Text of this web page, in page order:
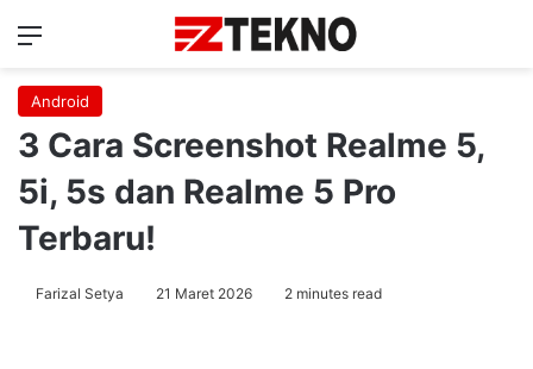
Menu
Android
3 Cara Screenshot Realme 5,
5i, 5s dan Realme 5 Pro
Terbaru!
Farizal Setya 21 Maret 2026 2 minutes read